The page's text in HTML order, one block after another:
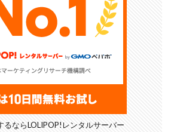
るならLOLIPOP!レンタルサーバー